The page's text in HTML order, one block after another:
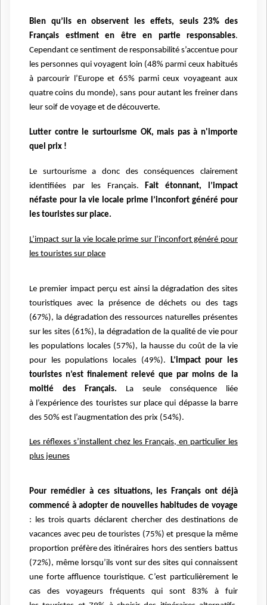
Bien qu’ils en observent les effets, seuls 23% des
Français estiment en être en partie responsables.
Cependant ce sentiment de responsabilité s’accentue pour
les personnes qui voyagent loin (48% parmi ceux habitués
à parcourir l’Europe et 65% parmi ceux voyageant aux
quatre coins du monde), sans pour autant les freiner dans
leur soif de voyage et de découverte.
Lutter contre le surtourisme OK, mais pas à n'importe
quel prix !
Le surtourisme a donc des conséquences clairement
identifiées par les Français.Faitétonnant, l’impact
néfaste pour la vie locale prime l’inconfort généré pour
les touristes sur place.
L’impact sur la vie locale prime sur l’inconfort généré pour
les touristes sur place
Le premier impact perçu est ainsi la dégradation des sites
touristiques avec la présence dedéchets ou des tags
(67%), la dégradation des ressources naturelles présentes
sur les sites (61%), la dégradation de la qualité de vie pour
les populations locales (57%), la hausse du coût de la vie
pour les populations locales (49%). L’impact pour les
touristes n’est finalement relevé que par moins de la
moitié des Français. La seule conséquence liée
à l’expérience des touristes sur place qui dépasse la barre
des 50% est l’augmentation des prix (54%).
Les réflexes s’installent chez les Français, en particulier les
plus jeunes
Pour remédier à ces situations, les Français ont déjà
commencé à adopter de nouvelles habitudes de voyage
: les trois quarts déclarent chercher des destinations de
vacances avec peu de touristes (75%) et presque la même
proportion préfère des itinéraires hors dessentiers battus
(72%), même lorsqu’ils vont sur des sites qui connaissent
une forte affluence touristique. C’est particulièrement le
cas des voyageurs fréquents qui sont 83% à fuir